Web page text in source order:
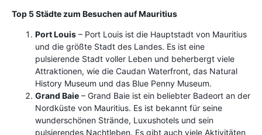
Top 5 Städte zum Besuchen auf Mauritius
Port Louis – Port Louis ist die Hauptstadt von Mauritius
und die größte Stadt des Landes. Es ist eine
pulsierende Stadt voller Leben und beherbergt viele
Attraktionen, wie die Caudan Waterfront, das Natural
History Museum und das Blue Penny Museum.
Grand Baie – Grand Baie ist ein beliebter Badeort an der
Nordküste von Mauritius. Es ist bekannt für seine
wunderschönen Strände, Luxushotels und sein
pulsierendes Nachtleben. Es gibt auch viele Aktivitäten